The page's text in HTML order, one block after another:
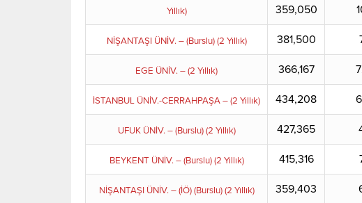
Yıllık)
359,050
NİŞANTAŞI ÜNİV. – (Burslu) (2 Yıllık) 381,500
EGE ÜNİV. – (2 Yıllık) 366,167
İSTANBUL ÜNİV.-CERRAHPAŞA – (2 Yıllık) 434,208
UFUK ÜNİV. – (Burslu) (2 Yıllık) 427,365
BEYKENT ÜNİV. – (Burslu) (2 Yıllık) 415,316
NİŞANTAŞI ÜNİV. – (İÖ) (Burslu) (2 Yıllık) 359,403